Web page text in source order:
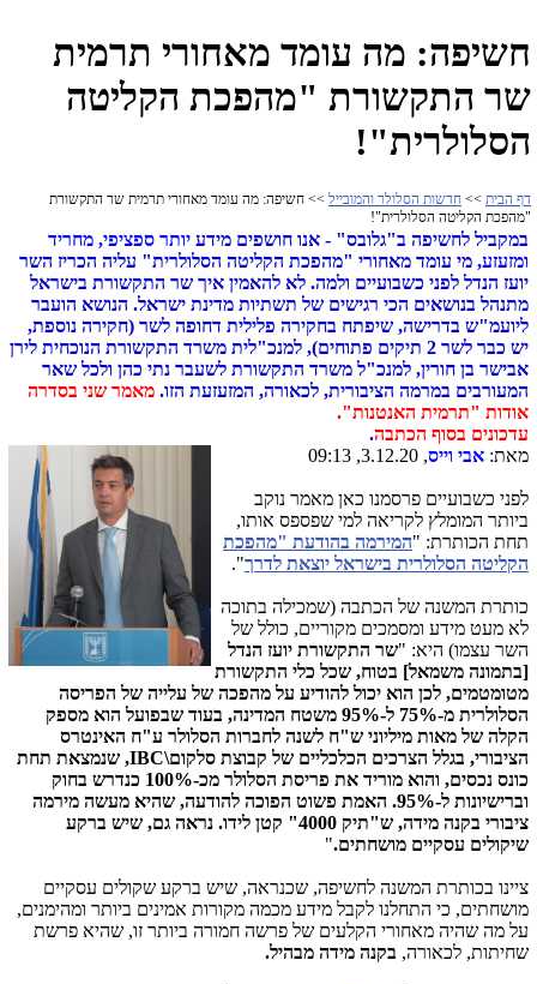
חשיפה: מה עומד מאחורי תרמית
שר התקשורת "מהפכת הקליטה
הסלולרית"!
דף הבית >> חדשות הסלולר והמובייל >> חשיפה: מה עומד מאחורי תרמית שר התקשורת
"מהפכת הקליטה הסלולרית"!
במקביל לחשיפה ב"גלובס" - אנו חושפים מידע יותר ספציפי, מחריד
ומזעזע, מי עומד מאחורי "מהפכת הקליטה הסלולרית" עליה הכריז השר
יועז הנדל לפני כשבועיים ולמה. לא להאמין איך שר התקשורת בישראל
מתנהל בנושאים הכי רגישים של תשתיות מדינת ישראל. הנושא הועבר
ליועמ"ש בדרישה, שיפתח בחקירה פלילית דחופה לשר (חקירה נוספת,
יש כבר לשר 2 תיקים פתוחים), למנכ"לית משרד התקשורת הנוכחית לירן
אבישר בן חורין, למנכ"ל משרד התקשורת לשעבר נתי כהן ולכל שאר
המעורבים במרמה הציבורית, לכאורה, המזעזעת הזו. מאמר שני בסדרה
אודות "תרמית האנטנות".
עדכונים בסוף הכתבה.
מאת: אבי וייס, 3.12.20, 09:13
לפני כשבועיים פרסמנו כאן מאמר נוקב
ביותר המומלץ לקריאה למי שפספס אותו,
תחת הכותרת: "המירמה בהודעת "מהפכת
הקליטה הסלולרית בישראל יוצאת לדרך".
כותרת המשנה של הכתבה (שמכילה בתוכה
לא מעט מידע ומסמכים מקוריים, כולל של
השר עצמו) היא: "שר התקשורת יועז הנדל
[בתמונה משמאל] בטוח, שכל כלי התקשורת
מטומטמים, לכן הוא יכול להודיע על מהפכה של עלייה של הפריסה
הסלולרית מ-75% ל-95% משטח המדינה, בעוד שבפועל הוא מספק
הקלה של מאות מיליוני ש"ח לשנה לחברות הסלולר ע"ח האינטרס
הציבורי, בגלל הצרכים הכלכליים של קבוצת סלקום\IBC, שנמצאת תחת
כונס נכסים, והוא מוריד את פריסת הסלולר מכ-100% כנדרש בחוק
וברישיונות ל-95%. האמת פשוט הפוכה להודעה, שהיא מעשה מירמה
ציבורי בקנה מידה, ש"תיק 4000" קטן לידו. נראה גם, שיש ברקע
שיקולים עסקיים מושחתים."
ציינו בכותרת המשנה לחשיפה, שכנראה, שיש ברקע שקולים עסקיים
מושחתים, כי התחלנו לקבל מידע מכמה מקורות אמינים ביותר ומהימנים,
על מה שהיה מאחורי הקלעים של פרשה חמורה ביותר זו, שהיא פרשת
שחיתות, לכאורה, בקנה מידה מבהיל.